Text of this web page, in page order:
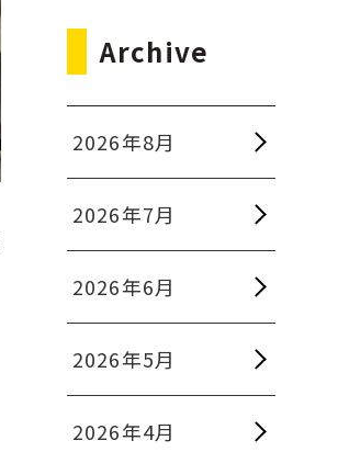
Archive
2026年8月
2026年7月
2026年6月
2026年5月
2026年4月